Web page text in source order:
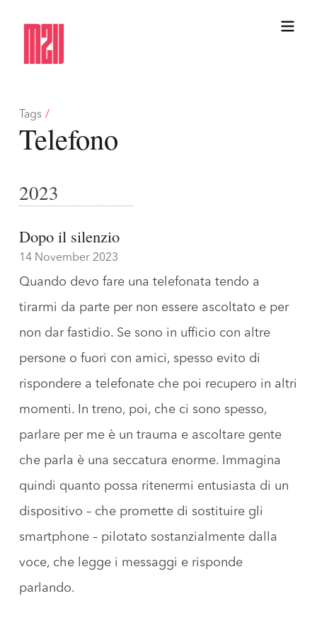
Tags /
Telefono
2023
Dopo il silenzio
14 November 2023
Quando devo fare una telefonata tendo a
tirarmi da parte per non essere ascoltato e per
non dar fastidio. Se sono in ufficio con altre
persone o fuori con amici, spesso evito di
rispondere a telefonate che poi recupero in altri
momenti. In treno, poi, che ci sono spesso,
parlare per me è un trauma e ascoltare gente
che parla è una seccatura enorme. Immagina
quindi quanto possa ritenermi entusiasta di un
dispositivo – che promette di sostituire gli
smartphone – pilotato sostanzialmente dalla
voce, che legge i messaggi e risponde
parlando.